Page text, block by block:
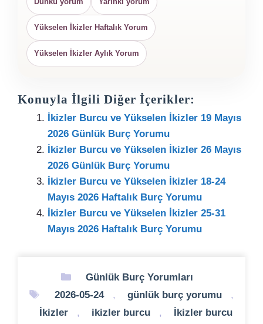
Yükselen İkizler Haftalık Yorum
Yükselen İkizler Aylık Yorum
Konuyla İlgili Diğer İçerikler:
İkizler Burcu ve Yükselen İkizler 19 Mayıs
2026 Günlük Burç Yorumu
İkizler Burcu ve Yükselen İkizler 26 Mayıs
2026 Günlük Burç Yorumu
İkizler Burcu ve Yükselen İkizler 18-24
Mayıs 2026 Haftalık Burç Yorumu
İkizler Burcu ve Yükselen İkizler 25-31
Mayıs 2026 Haftalık Burç Yorumu
Kategoriler
Günlük Burç Yorumları
Etiketler
2026-05-24 , günlük burç yorumu
,
İkizler
, ikizler burcu ,
İkizler burcu